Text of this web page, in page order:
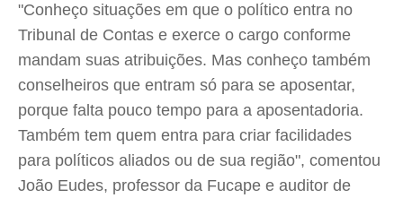
"Conheço situações em que o político entra no
Tribunal de Contas e exerce o cargo conforme
mandam suas atribuições. Mas conheço também
conselheiros que entram só para se aposentar,
porque falta pouco tempo para a aposentadoria.
Também tem quem entra para criar facilidades
para políticos aliados ou de sua região", comentou
João Eudes, professor da Fucape e auditor de